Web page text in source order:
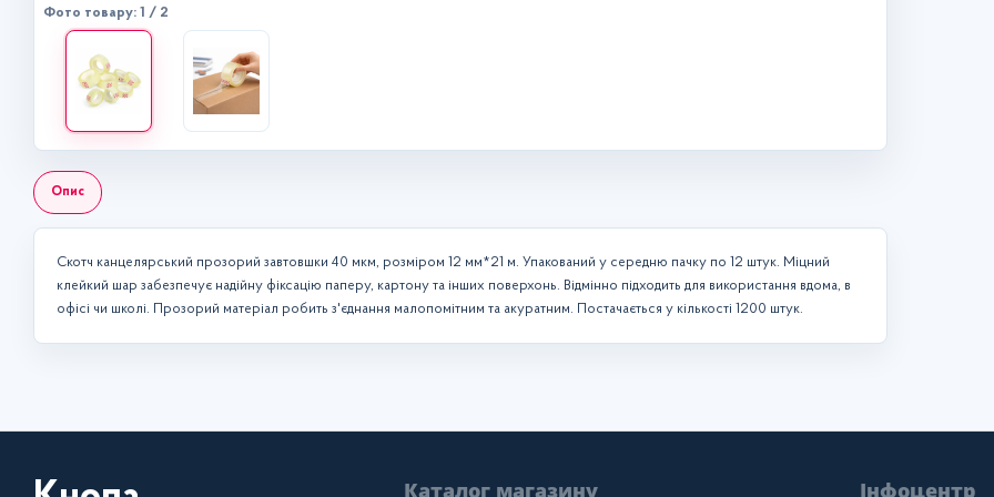
Фото товару: 1 / 2
Опис
Скотч канцелярський прозорий завтовшки 40 мкм, розміром 12 мм*21 м. Упакований у середню пачку по 12 штук. Міцний
клейкий шар забезпечує надійну фіксацію паперу, картону та інших поверхонь. Відмінно підходить для використання вдома, в
офісі чи школі. Прозорий матеріал робить з'єднання малопомітним та акуратним. Постачається у кількості 1200 штук.
Каталог магазину Інфоцентр